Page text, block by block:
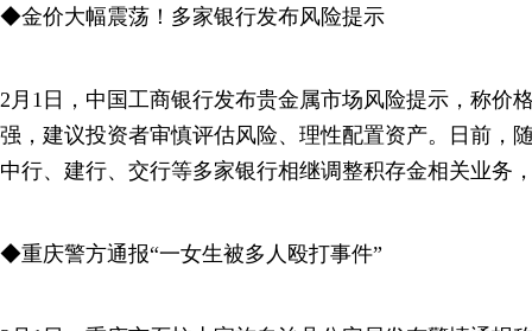
◆金价大幅震荡！多家银行发布风险提示
2月1日，中国工商银行发布贵金属市场风险提示，称价
强，建议投资者审慎评估风险、理性配置资产。日前，
中行、建行、交行等多家银行相继调整积存金相关业务
◆重庆警方通报“一女生被多人殴打事件”